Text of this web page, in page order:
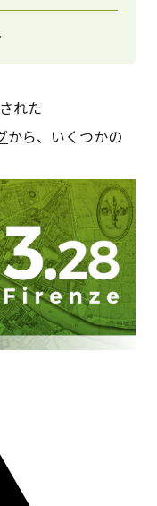
れた
から、いくつかの